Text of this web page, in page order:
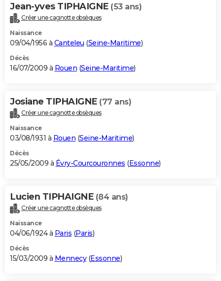
Jean-yves TIPHAIGNE (53 ans)
Créer une cagnotte obsèques
Naissance
09/04/1956 à Canteleu (Seine-Maritime)
Décès
16/07/2009 à Rouen (Seine-Maritime)
Josiane TIPHAIGNE (77 ans)
Créer une cagnotte obsèques
Naissance
03/08/1931 à Rouen (Seine-Maritime)
Décès
25/05/2009 à Évry-Courcouronnes (Essonne)
Lucien TIPHAIGNE (84 ans)
Créer une cagnotte obsèques
Naissance
04/06/1924 à Paris (Paris)
Décès
15/03/2009 à Mennecy(Essonne)